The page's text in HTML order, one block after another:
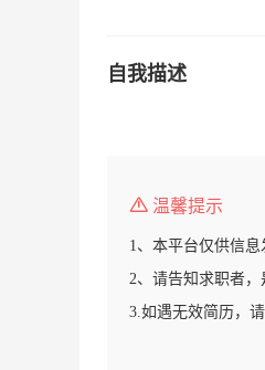
自我描述
温馨提示
1、本平台仅供信
2、请告知求职者，
3.如遇无效简历，